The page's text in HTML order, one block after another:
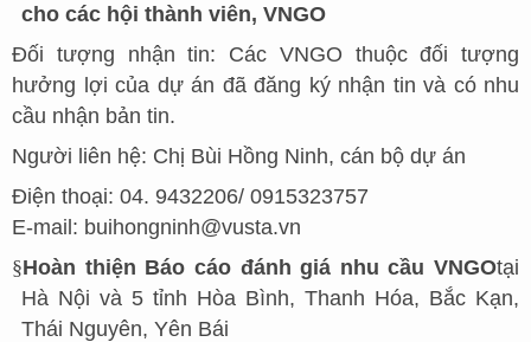
cho các hội thành viên, VNGO
Đối tượng nhận tin: Các VNGO thuộc đối tượng
hưởng lợi của dự án đã đăng ký nhận tin và có nhu
cầu nhận bản tin.
Người liên hệ: Chị Bùi Hồng Ninh, cán bộ dự án
Điện thoại: 04. 9432206/ 0915323757
E-mail: buihongninh@vusta.vn
§Hoàn thiện Báo cáo đánh giá nhu cầu VNGOtại
Hà Nội và 5 tỉnh Hòa Bình, Thanh Hóa, Bắc Kạn,
Thái Nguyên, Yên Bái